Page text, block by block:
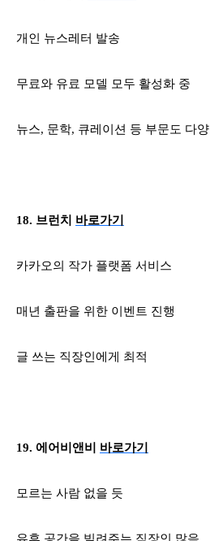
개인 뉴스레터 발송
무료와 유료 모델 모두 활성화 중
뉴스, 문학, 큐레이션 등 부문도 다양
18. 브런치 바로가기
카카오의 작가 플랫폼 서비스
매년 출판을 위한 이벤트 진행
글 쓰는 직장인에게 최적
19. 에어비앤비 바로가기
모르는 사람 없을 듯
유휴 공간을 빌려주는 직장인 많음